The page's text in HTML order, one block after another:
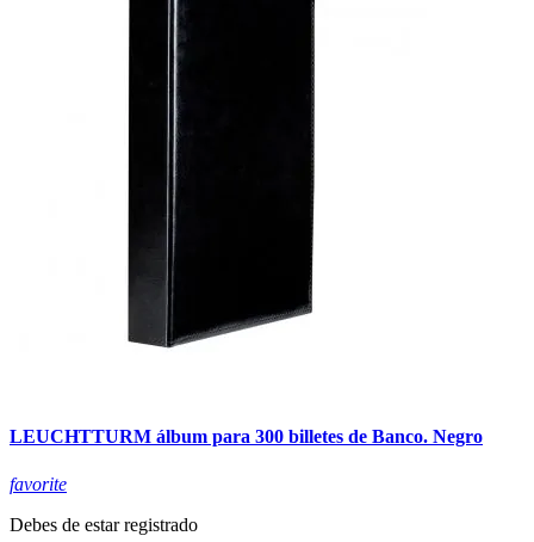
LEUCHTTURM álbum para 300 billetes de Banco. Negro
favorite
Debes de estar registrado